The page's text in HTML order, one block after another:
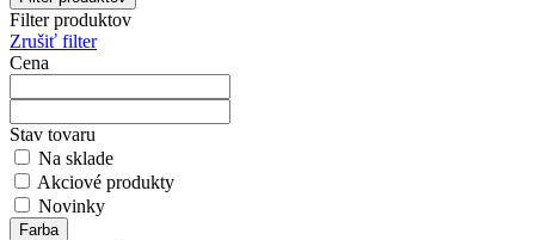
Filter produktov
Zrušiť filter
Cena
Stav tovaru
Na sklade
Akciové produkty
Novinky
Farba